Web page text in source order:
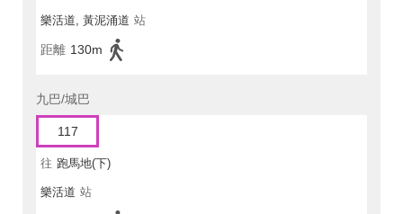
樂活道, 黃泥涌道 站
距離 130m
九巴/城巴
117
往 跑馬地(下)
樂活道 站